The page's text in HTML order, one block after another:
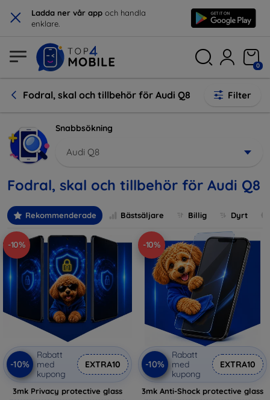
× Ladda ner vår app och handla
enklare.
0
Fodral, skal och tillbehör för Audi Q8 Filter
Snabbsökning
Audi Q8
Fodral, skal och tillbehör för Audi Q8
Rekommenderade Bästsäljare Billig Dyrt
-10%
-10%
Rabatt
med
kupong
EXTRA10
3mk Privacy protective glass
-10%
-10%
Rabatt
med
kupong
EXTRA10
3mk Anti-Shock protective glass